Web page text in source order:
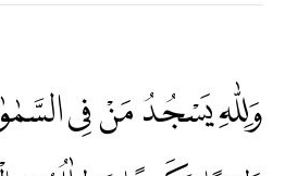
وَلِلّٰهِ يَسْجُدُ مَنْ فِى